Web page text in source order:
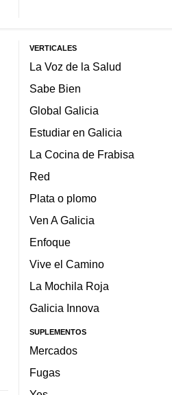
VERTICALES
La Voz de la Salud
Sabe Bien
Global Galicia
Estudiar en Galicia
La Cocina de Frabisa
Red
Plata o plomo
Ven A Galicia
Enfoque
Vive el Camino
La Mochila Roja
Galicia Innova
SUPLEMENTOS
Mercados
Fugas